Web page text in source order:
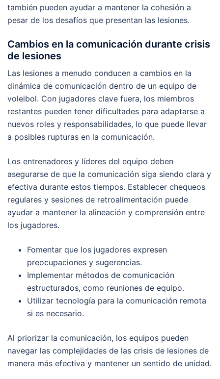
también pueden ayudar a mantener la cohesión a
pesar de los desafíos que presentan las lesiones.
Cambios en la comunicación durante crisis
de lesiones
Las lesiones a menudo conducen a cambios en la
dinámica de comunicación dentro de un equipo de
voleibol. Con jugadores clave fuera, los miembros
restantes pueden tener dificultades para adaptarse a
nuevos roles y responsabilidades, lo que puede llevar
a posibles rupturas en la comunicación.
Los entrenadores y líderes del equipo deben
asegurarse de que la comunicación siga siendo clara y
efectiva durante estos tiempos. Establecer chequeos
regulares y sesiones de retroalimentación puede
ayudar a mantener la alineación y comprensión entre
los jugadores.
Fomentar que los jugadores expresen
preocupaciones y sugerencias.
Implementar métodos de comunicación
estructurados, como reuniones de equipo.
Utilizar tecnología para la comunicación remota
si es necesario.
Al priorizar la comunicación, los equipos pueden
navegar las complejidades de las crisis de lesiones de
manera más efectiva y mantener un sentido de unidad.